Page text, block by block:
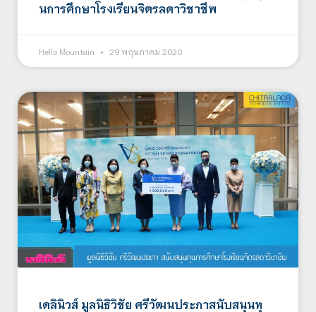
นการศึกษาโรงเรียนจิตรลดาวิชาชีพ
Hello Mountain 29 พฤษภาคม 2020
เดลินิวส์ มูลนิธิวิชัย ศรีวัฒนประภาสนับสนุนทุ